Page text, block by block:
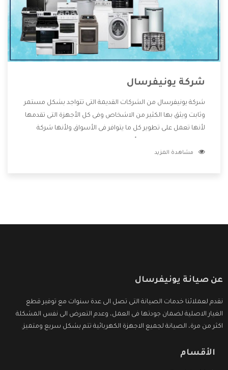
شركة يونيفرسال
شركة يونيفرسال من الشركات القديمة التى تتواجد بشكل مستمر
وثابت ويثق بها الكثير من الاشخاص وفى كل الأجهزة التى تقدمها
لأنها تعمل على تطوير كل ما يتوافر فى الأسواق ولأنها شركة
وتقدم للعملاء أقوى العروض والخصومات التى تسهل على
مشاهدة المزيد
عن صيانة يونيفرسال
نقدم لعملائنا خدمات الصيانة التى تصل الى عدة سنوات مع توفير قطع
الغيار الاصلية لضمان جودتها فى العمل، وعدم التعرض الى نفس المشكلة
اكثر من مرة، الصيانة لجميع الاجهزة الكهربائية تتم بشكل سريع ومتميز.
الأقسام